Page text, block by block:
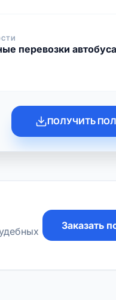
перевозки
ПОЛУЧИТЬ
Заказать